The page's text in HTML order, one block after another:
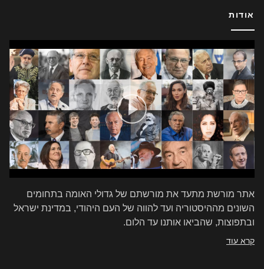
אודות
אתר מורשת מתעד את מורשתם של גדולי האומה בתחומים
השונים מההיסטוריה ועד להווה של העם היהודי, במדינת ישראל
ובתפוצות, שהביאו אותנו עד הלום.
קרא עוד